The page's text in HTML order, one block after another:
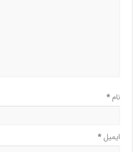
نام*
ایمیل*